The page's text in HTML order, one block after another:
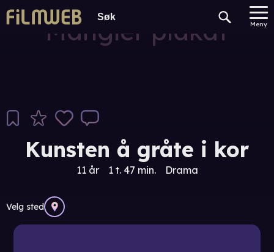
Meny
Mangler plakat
Kunsten å gråte i kor
11 år 1 t. 47 min. Drama
Velg sted